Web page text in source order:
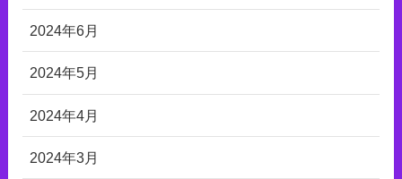
2024年6月
2024年5月
2024年4月
2024年3月